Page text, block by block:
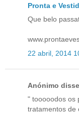
Pronta e
Que belo
22 abril, 2014
Anónimo
" tooooodos os
tratamentos de